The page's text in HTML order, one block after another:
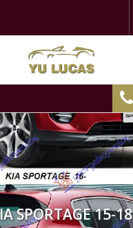
SPORTAGE 15-18